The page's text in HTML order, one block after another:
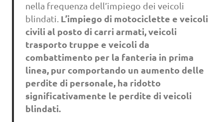
nella frequenza dell’impiego dei veicoli
blindati. L’impiego di motociclette e veicoli
civili al posto di carri armati, veicoli
trasporto truppe e veicoli da
combattimento per la fanteria in prima
linea, pur comportando un aumento delle
perdite di personale, ha ridotto
significativamente le perdite di veicoli
blindati.